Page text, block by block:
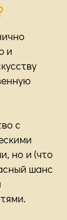
и
с
но и (что
шанс